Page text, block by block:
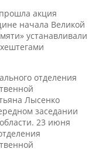
акция
начала Великой
устанавливали
отделения
Лысенко
заседании
23 июня